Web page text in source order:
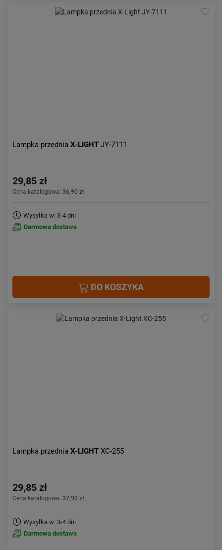
Lampka przednia X-LIGHT JY-7111
29,85 zł
Cena katalogowa: 36,90 zł
Wysyłka w: 3-4 dni
Darmowa dostawa
DO KOSZYKA
Lampka przednia X-LIGHT XC-255
29,85 zł
Cena katalogowa: 37,90 zł
Wysyłka w: 3-4 dni
Darmowa dostawa